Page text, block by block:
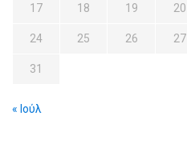
17 18 19 20
24 25 26 27
31
« Ιούλ